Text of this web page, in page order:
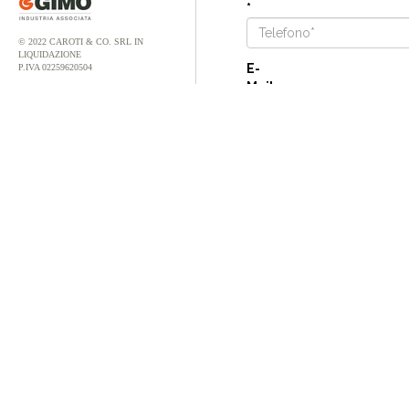
© 2022 CAROTI & CO. SRL IN
LIQUIDAZIONE
P.IVA 02259620504
*
E-
Mail